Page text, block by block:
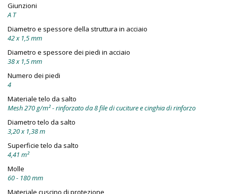
Giunzioni
A T
Diametro e spessore della struttura in acciaio
42 x 1,5 mm
Diametro e spessore dei piedi in acciaio
38 x 1,5 mm
Numero dei piedi
4
Materiale telo da salto
Mesh 270 g/m² - rinforzato da 8 file di cuciture e cinghia di rinforzo
Diametro telo da salto
3,20 x 1,38 m
Superficie telo da salto
4,41 m²
Molle
60 - 180 mm
Materiale cuscino di protezione